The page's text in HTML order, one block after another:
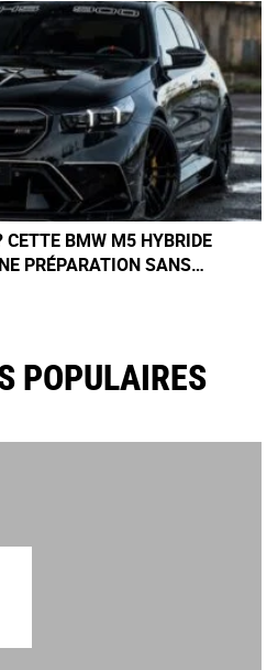
BMW M5 HYBRIDE
PRÉPARATION SANS
POPULAIRES